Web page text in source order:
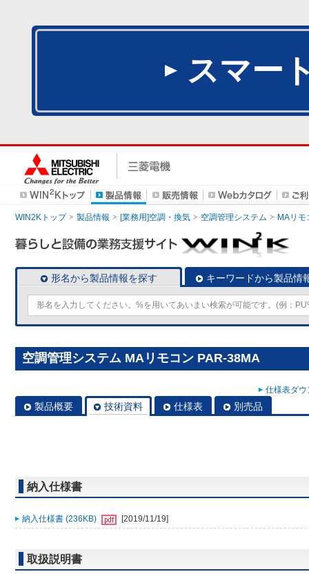
スマー
WIN2Kトップ 製品情報 [業務用]空調・換気 空調管理システム MAリモ
形名から製品情報を探す キーワードから製品情
空調管理システム MAリモコン PAR-38MA
仕様表ダ
製品概要 技術資料 仕様表 別売品
納入仕様書
納入仕様書 (236KB) [2019/11/19]
取扱説明書